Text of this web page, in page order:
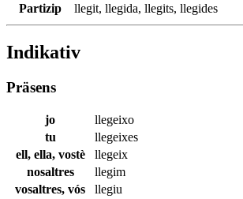
Partizip
llegit, llegida, llegits, llegides
Indikativ
Präsens
jo
llegeixo
tu
llegeixes
ell, ella, vostè
llegeix
nosaltres
llegim
vosaltres, vós
llegiu